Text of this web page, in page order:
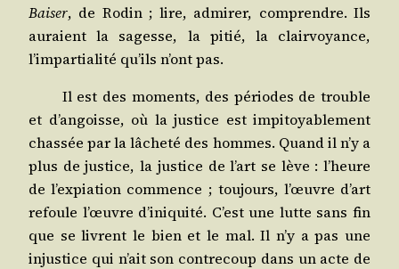
Bai­ser, de Rodin ; lire, admi­rer, com­prendre. Ils
auraient la sagesse, la pitié, la clair­voyance,
l’impartialité qu’ils n’ont pas.
Il est des moments, des périodes de trouble
et d’angoisse, où la jus­tice est impi­toya­ble­ment
chas­sée par la lâche­té des hommes. Quand il n’y a
plus de jus­tice, la jus­tice de l’art se lève : l’heure
de l’expiation com­mence ; tou­jours, l’œuvre d’art
refoule l’œuvre d’iniquité. C’est une lutte sans fin
que se livrent le bien et le mal. Il n’y a pas une
injus­tice qui n’ait son contre­coup dans un acte de